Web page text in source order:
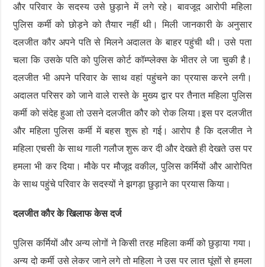
और परिवार के सदस्य उसे छुड़ाने में लगे रहे। बावजूद आरोपी महिला
पुलिस कर्मी को छोड़ने को तैयार नहीं थी। मिली जानकारी के अनुसार
दलजीत कौर अपने पति से मिलने अदालत के बाहर पहुंची थी। उसे पता
चला कि उसके पति को पुलिस कोर्ट कॉम्प्लेक्स के भीतर ले जा चुकी है।
दलजीत भी अपने परिवार के साथ वहां पहुंचने का प्रयास करने लगी।
अदालत परिसर को जाने वाले रास्ते के मुख्य द्वार पर तैनात महिला पुलिस
कर्मी को संदेह हुआ तो उसने दलजीत कौर को रोक लिया।इस पर दलजीत
और महिला पुलिस कर्मी में बहस शुरू हो गई। आरोप है कि दलजीत ने
महिला एचसी के साथ गाली गलौज शुरू कर दी और देखते ही देखते उस पर
हमला भी कर दिया। मौके पर मौजूद वकील, पुलिस कर्मियों और आरोपित
के साथ पहुंचे परिवार के सदस्यों ने झगड़ा छुड़ाने का प्रयास किया।
दलजीत कौर के खिलाफ केस दर्ज
पुलिस कर्मियों और अन्य लोगों ने किसी तरह महिला कर्मी को छुड़ाया गया।
अन्य दो कर्मी उसे लेकर जाने लगे तो महिला ने उस पर लात घूंसों से हमला